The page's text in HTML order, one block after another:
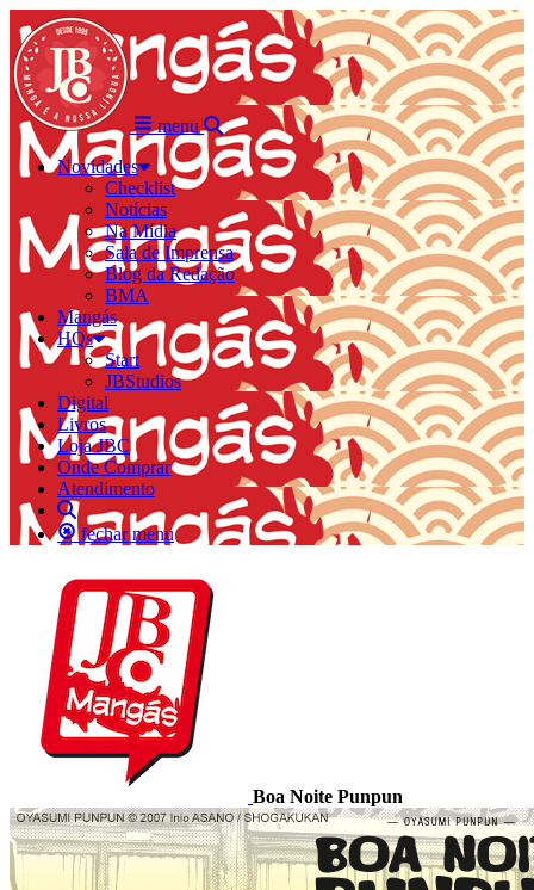
menu
Novidades
Checklist
Notícias
Na Mídia
Sala de Imprensa
Blog da Redação
BMA
Mangás
HQs
Start
JBStudios
Digital
Livros
Loja JBC
Onde Comprar
Atendimento
fechar menu
Boa Noite Punpun